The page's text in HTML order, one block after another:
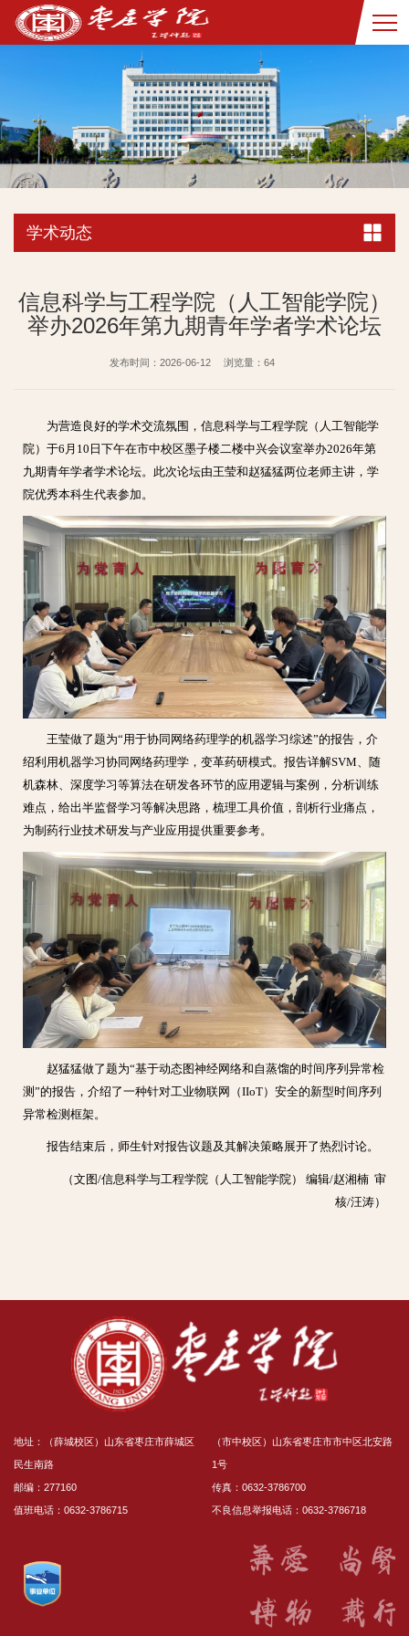
学术动态
信息科学与工程学院（人工智能学院）
举办2026年第九期青年学者学术论坛
发布时间：2026-06-12 浏览量： 64
为营造良好的学术交流氛围，信息科学与工程学院（人工智能学
院）于6月10日下午在市中校区墨子楼二楼中兴会议室举办2026年第
九期青年学者学术论坛。此次论坛由王莹和赵猛猛两位老师主讲，学
院优秀本科生代表参加。
王莹做了题为“用于协同网络药理学的机器学习综述”的报告，介
绍利用机器学习协同网络药理学，变革药研模式。报告详解SVM、随
机森林、深度学习等算法在研发各环节的应用逻辑与案例，分析训练
难点，给出半监督学习等解决思路，梳理工具价值，剖析行业痛点，
为制药行业技术研发与产业应用提供重要参考。
赵猛猛做了题为“基于动态图神经网络和自蒸馏的时间序列异常检
测”的报告，介绍了一种针对工业物联网（IIoT）安全的新型时间序列
异常检测框架。
报告结束后，师生针对报告议题及其解决策略展开了热烈讨论。
（文图/信息科学与工程学院（人工智能学院）
编辑/赵湘楠 审
核/汪涛）
地址：（薛城校区）山东省枣庄市薛城区
民生南路
邮编：277160
值班电话：0632-3786715
（市中校区）山东省枣庄市市中区北安路
1号
传真：0632-3786700
不良信息举报电话：0632-3786718